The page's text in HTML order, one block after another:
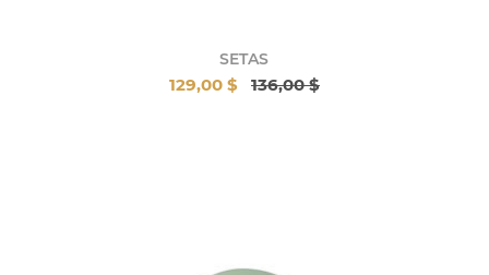
SETAS
129,00 $ 136,00 $